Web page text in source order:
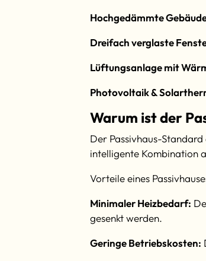
Hochgedämmte
Dreifach verglaste
Lüftungsanlage mit
Photovoltaik &
Warum ist der
Der Passivhaus-
intelligente Kombination
Vorteile eines
Minimaler Heizbedarf:
gesenkt werden.
Geringe Betriebskosten: